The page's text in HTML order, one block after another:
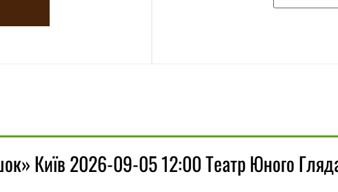
Київ 2026-09-05 12:00 Театр Юного